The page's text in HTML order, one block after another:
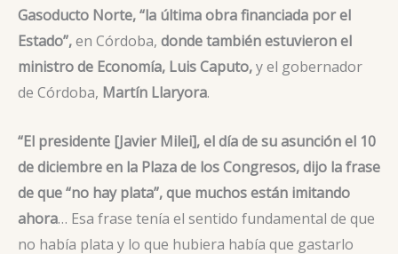
Gasoducto Norte,“la última obra financiada por el
Estado”,en Córdoba, donde también estuvieron el
ministro de Economía, Luis Caputo,yel gobernador
de Córdoba, Martín Llaryora.
“El presidente [Javier Milei], el día de su asunción el 10
de diciembre en la Plaza de los Congresos, dijo la frase
de que “no hay plata”, que muchos están imitando
ahora… Esa frase tenía el sentido fundamental de que
no había plata y lo que hubiera había que gastarlo